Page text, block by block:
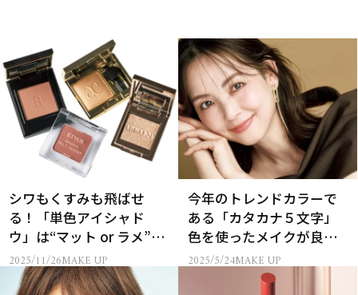
シワもくすみも飛ばせ
る！「単色アイシャド
ウ」は“マット or ラメ”で
大人の旬顔に
2025/11/26MAKE UP
今年のトレンドカラーで
ある「カタカナ５文字」
色を使ったメイクが良さ
げ！
2025/5/24MAKE UP